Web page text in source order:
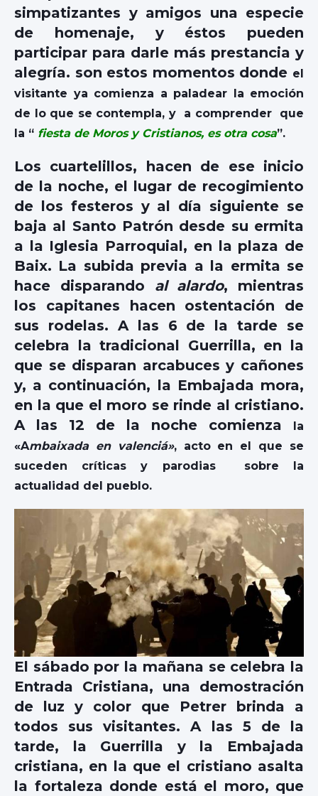
simpatizantes y amigos una especie
de homenaje, y éstos pueden
participar para darle más prestancia y
alegría. son estos momentos donde el
visitante ya comienza a paladear la emoción
de lo que se contempla, y a comprender que
la “ fiesta de Moros y Cristianos, es otra cosa”.
Los cuartelillos, hacen de ese inicio
de la noche, el lugar de recogimiento
de los festeros y al día siguiente se
baja al Santo Patrón desde su ermita
a la Iglesia Parroquial, en la plaza de
Baix. La subida previa a la ermita se
hace disparando al alardo, mientras
los capitanes hacen ostentación de
sus rodelas. A las 6 de la tarde se
celebra la tradicional Guerrilla, en la
que se disparan arcabuces y cañones
y, a continuación, la Embajada mora,
en la que el moro se rinde al cristiano.
A las 12 de la noche comienza
la
«Ambaixada en valenciá», acto en el que se
suceden críticas y parodias sobre la
actualidad del pueblo.
El sábado por la mañana se celebra la
Entrada Cristiana, una demostración
de luz y color que Petrer brinda a
todos sus visitantes. A las 5 de la
tarde, la Guerrilla y la Embajada
cristiana, en la que el cristiano asalta
la fortaleza donde está el moro, que